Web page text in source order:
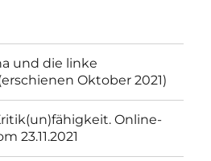
und die linke
Oktober 2021)
Online-
23.11.2021